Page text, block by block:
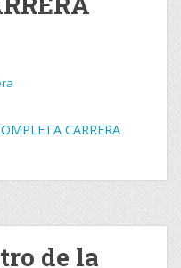
CARRERA
de la